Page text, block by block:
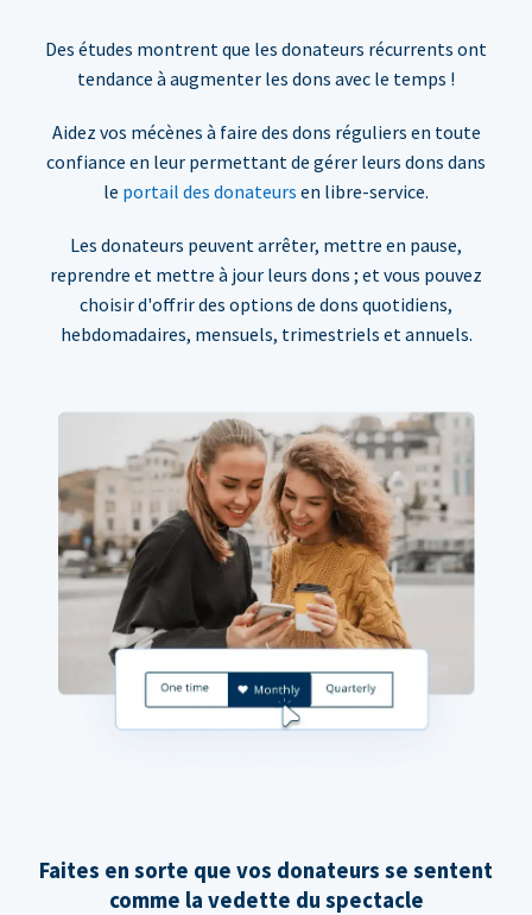
Des études montrent que les donateurs récurrents ont
tendance à augmenter les dons avec le temps !
Aidez vos mécènes à faire des dons réguliers en toute
confiance en leur permettant de gérer leurs dons dans
le portail des donateurs en libre-service.
Les donateurs peuvent arrêter, mettre en pause,
reprendre et mettre à jour leurs dons ; et vous pouvez
choisir d'offrir des options de dons quotidiens,
hebdomadaires, mensuels, trimestriels et annuels.
Faites en sorte que vos donateurs se sentent
comme la vedette du spectacle